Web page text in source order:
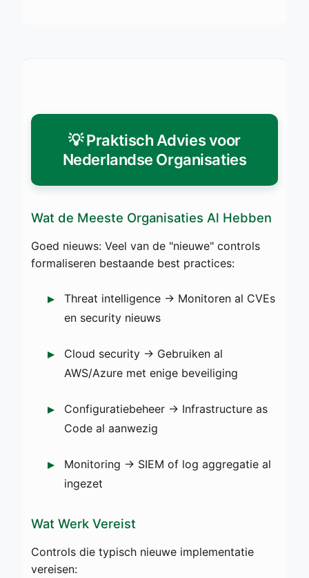
💡 Praktisch Advies voor
Nederlandse Organisaties
Wat de Meeste Organisaties Al Hebben
Goed nieuws: Veel van de "nieuwe" controls
formaliseren bestaande best practices:
Threat intelligence → Monitoren al CVEs
en security nieuws
Cloud security → Gebruiken al
AWS/Azure met enige beveiliging
Configuratiebeheer → Infrastructure as
Code al aanwezig
Monitoring → SIEM of log aggregatie al
ingezet
Wat Werk Vereist
Controls die typisch nieuwe implementatie
vereisen: